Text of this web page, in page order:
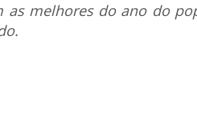
as melhores do ano do